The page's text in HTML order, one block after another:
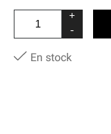
+
-
En stock